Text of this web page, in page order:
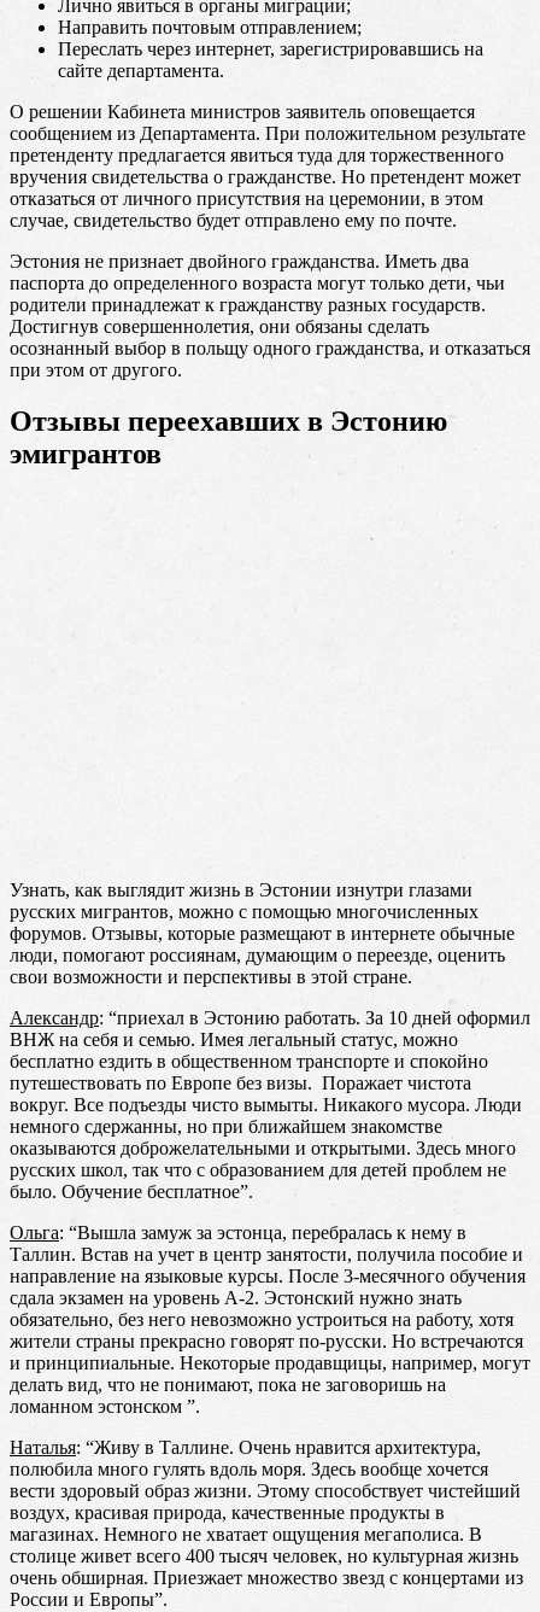
Лично явиться в органы миграции;
Направить почтовым отправлением;
Переслать через интернет, зарегистрировавшись на
сайте департамента.
О решении Кабинета министров заявитель оповещается
сообщением из Департамента. При положительном результате
претенденту предлагается явиться туда для торжественного
вручения свидетельства о гражданстве. Но претендент может
отказаться от личного присутствия на церемонии, в этом
случае, свидетельство будет отправлено ему по почте.
Эстония не признает двойного гражданства. Иметь два
паспорта до определенного возраста могут только дети, чьи
родители принадлежат к гражданству разных государств.
Достигнув совершеннолетия, они обязаны сделать
осознанный выбор в польщу одного гражданства, и отказаться
при этом от другого.
Отзывы переехавших в Эстонию
эмигрантов
Узнать, как выглядит жизнь в Эстонии изнутри глазами
русских мигрантов, можно с помощью многочисленных
форумов. Отзывы, которые размещают в интернете обычные
люди, помогают россиянам, думающим о переезде, оценить
свои возможности и перспективы в этой стране.
Александр: “приехал в Эстонию работать. За 10 дней оформил
ВНЖ на себя и семью. Имея легальный статус, можно
бесплатно ездить в общественном транспорте и спокойно
путешествовать по Европе без визы. Поражает чистота
вокруг. Все подъезды чисто вымыты. Никакого мусора. Люди
немного сдержанны, но при ближайшем знакомстве
оказываются доброжелательными и открытыми. Здесь много
русских школ, так что с образованием для детей проблем не
было. Обучение бесплатное”.
Ольга: “Вышла замуж за эстонца, перебралась к нему в
Таллин. Встав на учет в центр занятости, получила пособие и
направление на языковые курсы. После 3-месячного обучения
сдала экзамен на уровень А-2. Эстонский нужно знать
обязательно, без него невозможно устроиться на работу, хотя
жители страны прекрасно говорят по-русски. Но встречаются
и принципиальные. Некоторые продавщицы, например, могут
делать вид, что не понимают, пока не заговоришь на
ломанном эстонском ”.
Наталья: “Живу в Таллине. Очень нравится архитектура,
полюбила много гулять вдоль моря. Здесь вообще хочется
вести здоровый образ жизни. Этому способствует чистейший
воздух, красивая природа, качественные продукты в
магазинах. Немного не хватает ощущения мегаполиса. В
столице живет всего 400 тысяч человек, но культурная жизнь
очень обширная. Приезжает множество звезд с концертами из
России и Европы”.